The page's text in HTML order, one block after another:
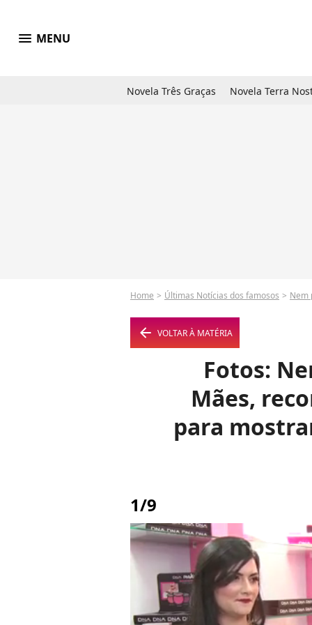
menu MENU
Novela Três Graças Novela Terra
Home Últimas Notícias dos famosos Nem
arrow_left VOLTAR À MATÉRIA
Fotos:
Mães,
para
1/9